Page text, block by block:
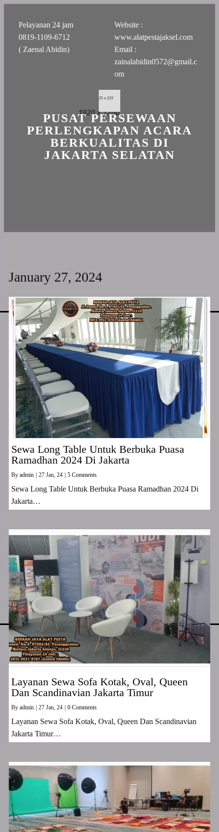
Pelayanan 24 jam
0819-1109-6712
( Zaenal Abidin)
Website :
www.alatpestajaksel.com
Email :
zainalabidin0572@gmail.c
om
PUSAT PERSEWAAN
PERLENGKAPAN ACARA
BERKUALITAS DI
JAKARTA SELATAN
January 27, 2024
Sewa Long Table Untuk Berbuka Puasa
Ramadhan 2024 Di Jakarta
By admin 27 Jan, 24 5 Comments
Sewa Long Table Untuk Berbuka Puasa Ramadhan 2024 Di
Jakarta…
Layanan Sewa Sofa Kotak, Oval, Queen
Dan Scandinavian Jakarta Timur
By admin 27 Jan, 24 0 Comments
Layanan Sewa Sofa Kotak, Oval, Queen Dan Scandinavian
Jakarta Timur…